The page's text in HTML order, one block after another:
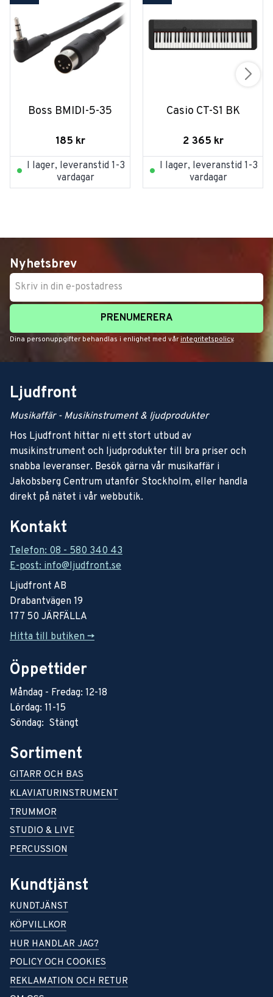
Boss BMIDI-5-35
185 kr
I lager, leveranstid 1-3
vardagar
Casio CT-S1 BK
2 365 kr
I lager, leveranstid 1-3
vardagar
Nyhetsbrev
PRENUMERERA
Dina personuppgifter behandlas i enlighet med vår integritetspolicy.
Ljudfront
Musikaffär - Musikinstrument & ljudprodukter
Hos Ljudfront hittar ni ett stort utbud av
musikinstrument och ljudprodukter till bra priser och
snabba leveranser. Besök gärna vår musikaffär i
Jakobsberg Centrum utanför Stockholm, eller handla
direkt på nätet i vår webbutik.
Kontakt
Telefon: 08 - 580 340 43
E-post: info@ljudfront.se
Ljudfront AB
Drabantvägen 19
177 50 JÄRFÄLLA
Hitta till butiken ->
Öppettider
Måndag - Fredag: 12-18
Lördag: 11-15
Söndag: Stängt
Sortiment
GITARR OCH BAS
KLAVIATURINSTRUMENT
TRUMMOR
STUDIO & LIVE
PERCUSSION
Kundtjänst
KUNDTJÄNST
KÖPVILLKOR
HUR HANDLAR JAG?
POLICY OCH COOKIES
REKLAMATION OCH RETUR